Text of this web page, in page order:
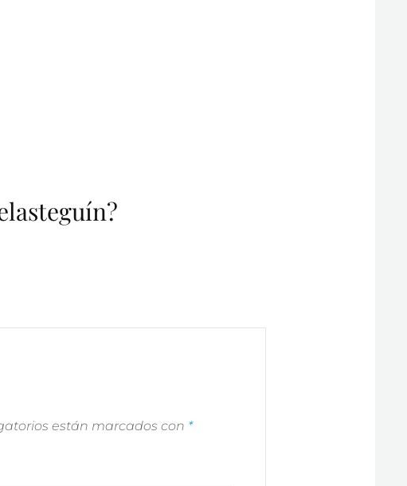
están marcados con *